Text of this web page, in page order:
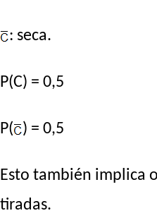
: seca.
P(C) = 0,5
P( ) = 0,5
Esto también implica
tiradas.